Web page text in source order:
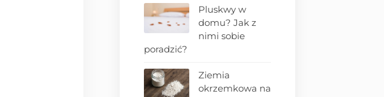
Pluskwy w
domu? Jak z
nimi sobie
poradzić?
Ziemia
okrzemkowa na